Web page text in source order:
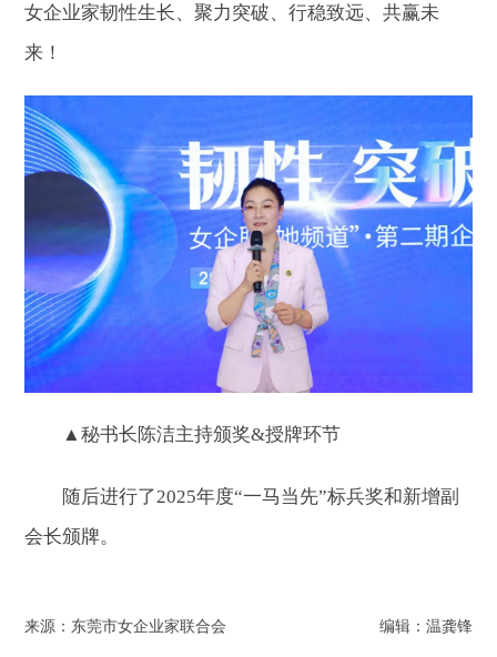
女企业家韧性生长、聚力突破、行稳致远、共赢未
来！
▲秘书长陈洁主持颁奖&授牌环节
随后进行了2025年度“一马当先”标兵奖和新增副
会长颁牌。
来源：东莞市女企业家联合会 编辑：温龚锋